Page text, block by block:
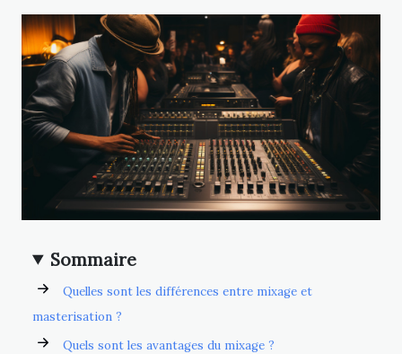
Sommaire
Quelles sont les différences entre mixage et
masterisation ?
Quels sont les avantages du mixage ?